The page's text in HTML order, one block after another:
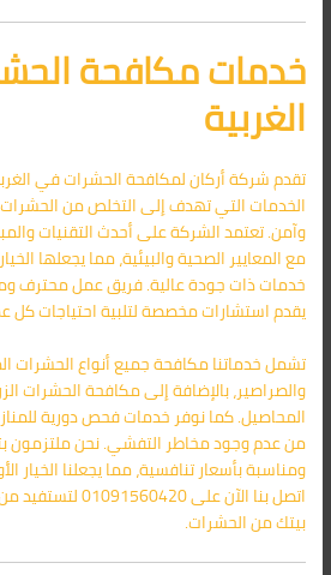
خدمات مكافحة
الغربية
تقدم شركة أركان لمكافحة الحشرات في
الخدمات التي تهدف إلى التخلص من
وآمن. تعتمد الشركة على أحدث التقنيات
مع المعايير الصحية والبيئية، مما يجعلها
خدمات ذات جودة عالية. فريق عمل محترف
يقدم استشارات مخصصة لتلبية احتياجات كل
تشمل خدماتنا مكافحة جميع أنواع الحشرات
والصراصير، بالإضافة إلى مكافحة الحشرات
المحاصيل. كما نوفر خدمات فحص دورية
من عدم وجود مخاطر التفشي. نحن ملتزمون
ومناسبة بأسعار تنافسية، مما يجعلنا الخيار
اتصل بنا الآن على
بيتك من الحشرات.